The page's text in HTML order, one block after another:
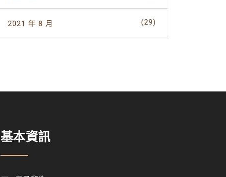
2021 年 8 月 (29)
基本資訊